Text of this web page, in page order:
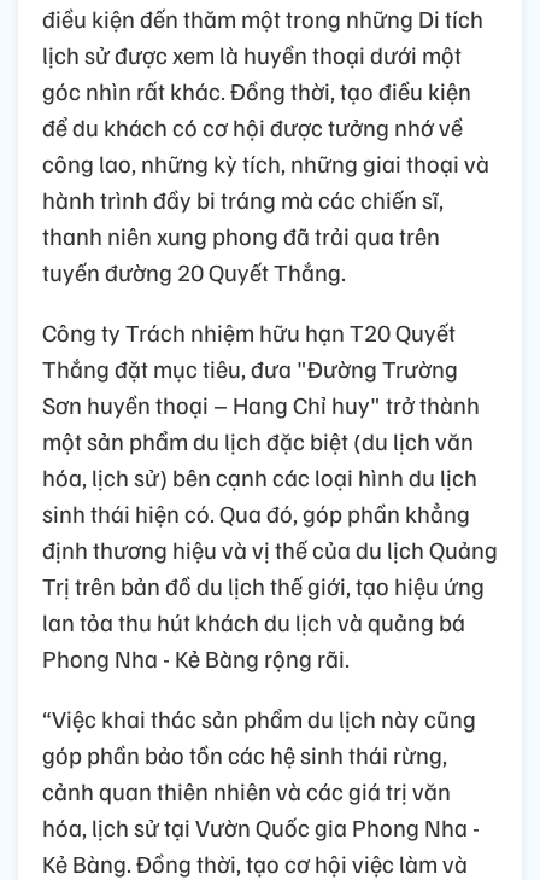
điều kiện đến thăm một trong những Di tích
lịch sử được xem là huyền thoại dưới một
góc nhìn rất khác. Đồng thời, tạo điều kiện
để du khách có cơ hội được tưởng nhớ về
công lao, những kỳ tích, những giai thoại và
hành trình đầy bi tráng mà các chiến sĩ,
thanh niên xung phong đã trải qua trên
tuyến đường 20 Quyết Thắng.
Công ty Trách nhiệm hữu hạn T20 Quyết
Thắng đặt mục tiêu, đưa "Đường Trường
Sơn huyền thoại – Hang Chỉ huy" trở thành
một sản phẩm du lịch đặc biệt (du lịch văn
hóa, lịch sử) bên cạnh các loại hình du lịch
sinh thái hiện có. Qua đó, góp phần khẳng
định thương hiệu và vị thế của du lịch Quảng
Trị trên bản đồ du lịch thế giới, tạo hiệu ứng
lan tỏa thu hút khách du lịch và quảng bá
Phong Nha - Kẻ Bàng rộng rãi.
“Việc khai thác sản phẩm du lịch này cũng
góp phần bảo tồn các hệ sinh thái rừng,
cảnh quan thiên nhiên và các giá trị văn
hóa, lịch sử tại Vườn Quốc gia Phong Nha -
Kẻ Bàng. Đồng thời, tạo cơ hội việc làm và